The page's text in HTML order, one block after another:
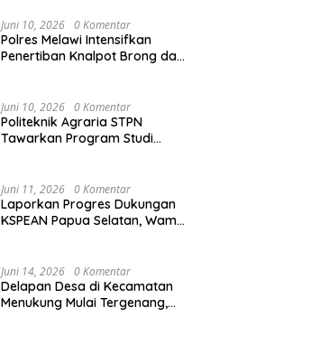
Juni 10, 2026 0 Komentar
Polres Melawi Intensifkan
Penertiban Knalpot Brong dan
Juni 10, 2026 0 Komentar
Politeknik Agraria STPN
Tawarkan Program Studi
Juni 11, 2026 0 Komentar
Laporkan Progres Dukungan
KSPEAN Papua Selatan, Wamen
Nasional
Juni 14, 2026 0 Komentar
Delapan Desa di Kecamatan
Menukung Mulai Tergenang,